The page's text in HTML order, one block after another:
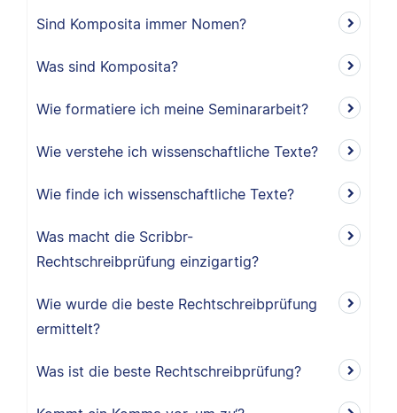
Sind Komposita immer Nomen?
Was sind Komposita?
Wie formatiere ich meine Seminararbeit?
Wie verstehe ich wissenschaftliche Texte?
Wie finde ich wissenschaftliche Texte?
Was macht die Scribbr-
Rechtschreibprüfung einzigartig?
Wie wurde die beste Rechtschreibprüfung
ermittelt?
Was ist die beste Rechtschreibprüfung?